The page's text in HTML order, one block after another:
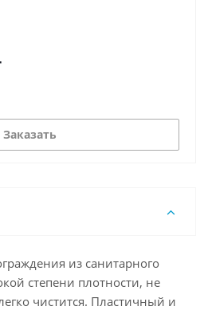
Заказать
из санитарного
степени плотности, не
чистится. Пластичный и